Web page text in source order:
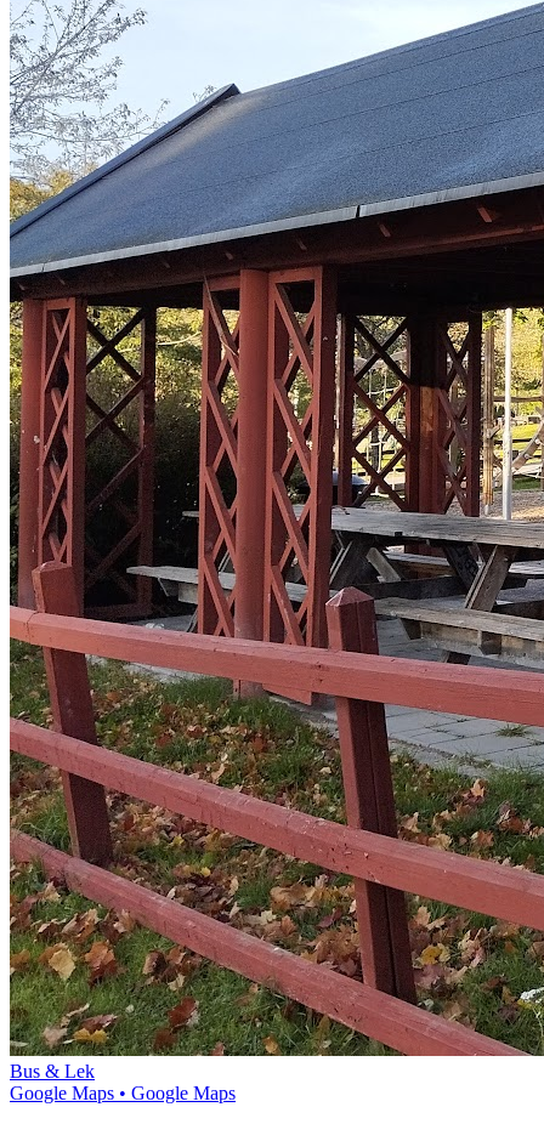
Bus & Lek
Google Maps • Google Maps